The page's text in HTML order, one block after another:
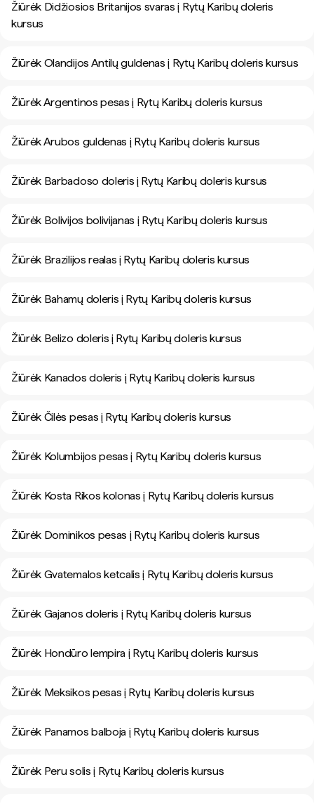
Žiūrėk Didžiosios Britanijos svaras į Rytų Karibų doleris
kursus
Žiūrėk Olandijos Antilų guldenas į Rytų Karibų doleris kursus
Žiūrėk Argentinos pesas į Rytų Karibų doleris kursus
Žiūrėk Arubos guldenas į Rytų Karibų doleris kursus
Žiūrėk Barbadoso doleris į Rytų Karibų doleris kursus
Žiūrėk Bolivijos bolivijanas į Rytų Karibų doleris kursus
Žiūrėk Brazilijos realas į Rytų Karibų doleris kursus
Žiūrėk Bahamų doleris į Rytų Karibų doleris kursus
Žiūrėk Belizo doleris į Rytų Karibų doleris kursus
Žiūrėk Kanados doleris į Rytų Karibų doleris kursus
Žiūrėk Čilės pesas į Rytų Karibų doleris kursus
Žiūrėk Kolumbijos pesas į Rytų Karibų doleris kursus
Žiūrėk Kosta Rikos kolonas į Rytų Karibų doleris kursus
Žiūrėk Dominikos pesas į Rytų Karibų doleris kursus
Žiūrėk Gvatemalos ketcalis į Rytų Karibų doleris kursus
Žiūrėk Gajanos doleris į Rytų Karibų doleris kursus
Žiūrėk Hondūro lempira į Rytų Karibų doleris kursus
Žiūrėk Meksikos pesas į Rytų Karibų doleris kursus
Žiūrėk Panamos balboja į Rytų Karibų doleris kursus
Žiūrėk Peru solis į Rytų Karibų doleris kursus